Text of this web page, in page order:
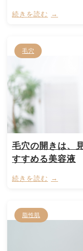
続きを読む
毛穴
毛穴の開きは、
すすめる美容液
続きを読む
脂性肌